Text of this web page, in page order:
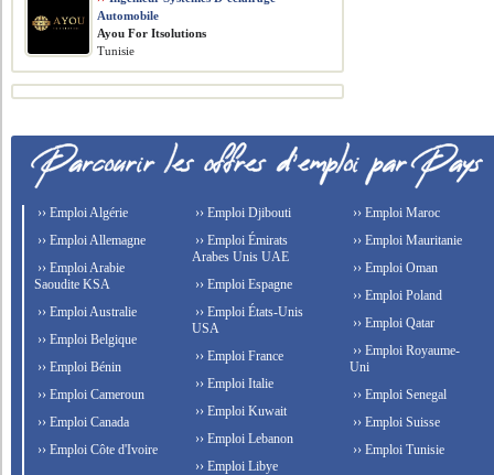
Automobile
Ayou For Itsolutions
Tunisie
›› Emploi Algérie
›› Emploi Allemagne
›› Emploi Arabie
Saoudite KSA
›› Emploi Australie
›› Emploi Belgique
›› Emploi Bénin
›› Emploi Cameroun
›› Emploi Canada
›› Emploi Côte d'Ivoire
›› Emploi Djibouti
›› Emploi Émirats
Arabes Unis UAE
›› Emploi Espagne
›› Emploi États-Unis
USA
›› Emploi France
›› Emploi Italie
›› Emploi Kuwait
›› Emploi Lebanon
›› Emploi Libye
›› Emploi Maroc
›› Emploi Mauritanie
›› Emploi Oman
›› Emploi Poland
›› Emploi Qatar
›› Emploi Royaume-
Uni
›› Emploi Senegal
›› Emploi Suisse
›› Emploi Tunisie